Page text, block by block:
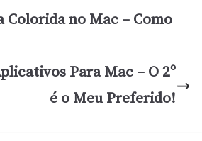
Colorida no Mac – Como
Para Mac – O 2º
é o Meu Preferido!